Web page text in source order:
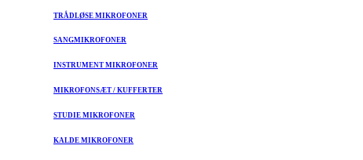
TRÅDLØSE MIKROFONER
SANGMIKROFONER
INSTRUMENT MIKROFONER
MIKROFONSÆT / KUFFERTER
STUDIE MIKROFONER
KALDE MIKROFONER